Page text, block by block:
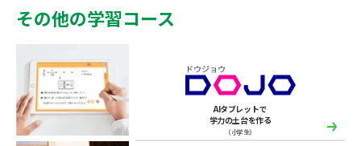
その他の学習コース
AIタブレットで
学力の土台を作る
（小学生）